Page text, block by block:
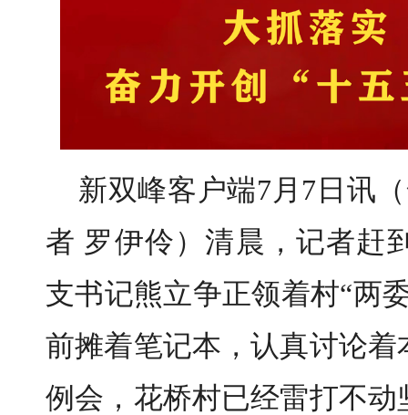
新双峰客户端7月7日讯
者 罗伊伶）清晨，记者赶
支书记熊立争正领着村“两
前摊着笔记本，认真讨论
例会，花桥村已经雷打不